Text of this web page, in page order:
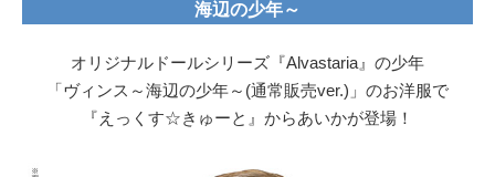
海辺の少年～
オリジナルドールシリーズ『Alvastaria』の少年
「ヴィンス～海辺の少年～(通常販売ver.)」のお洋服で
『えっくす☆きゅーと』からあいかが登場！